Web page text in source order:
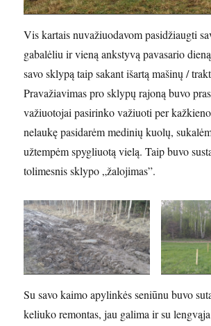
Vis kartais nuvažiuodavom pasidžiaugti
gabalėliu ir vieną ankstyvą pavasario
savo sklypą taip sakant išartą mašinų /
Pravažiavimas pro sklypų rajoną buvo
važiuotojai pasirinko važiuoti per
nelaukę pasidarėm medinių kuolų,
užtempėm spygliuotą vielą. Taip buvo
tolimesnis sklypo „žalojimas”.
Su savo kaimo apylinkės seniūnu buvo
keliuko remontas, jau galima ir su